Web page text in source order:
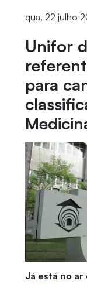
qua, 22 julho
Unifor
para
Já está no ar